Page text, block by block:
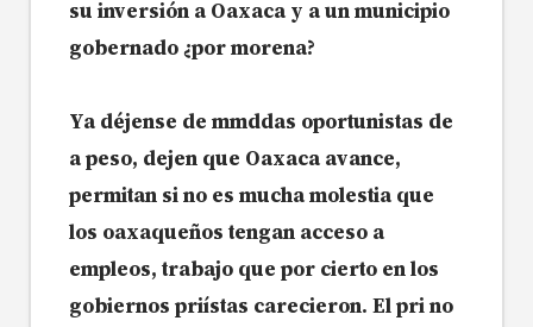
su inversión a Oaxaca y a un municipio
gobernado ¿por morena?
Ya déjense de mmddas oportunistas de
a peso, dejen que Oaxaca avance,
permitan si no es mucha molestia que
los oaxaqueños tengan acceso a
empleos, trabajo que por cierto en los
gobiernos priístas carecieron. El pri no